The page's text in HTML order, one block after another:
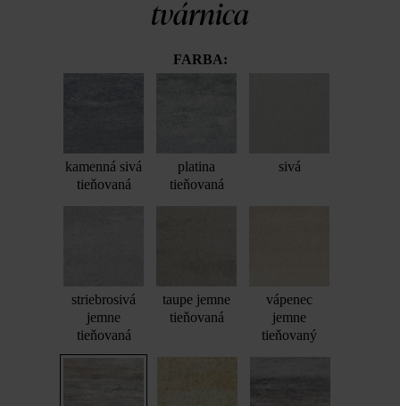
tvárnica
FARBA:
kamenná sivá
tieňovaná
platina
tieňovaná
sivá
striebrosivá
jemne
tieňovaná
taupe jemne
tieňovaná
vápenec
jemne
tieňovaný